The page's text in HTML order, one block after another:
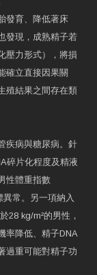
發育、降低著床
發現，成熟精子若
壓力形式），將損
確立直接因果關
殖結果之間存在類
疾病與糖尿病。針
碎片化程度及精液
性體重指數
異常。另一項納入
28 kg/m²的男性，
率降低、精子DNA
過重可能對精子功